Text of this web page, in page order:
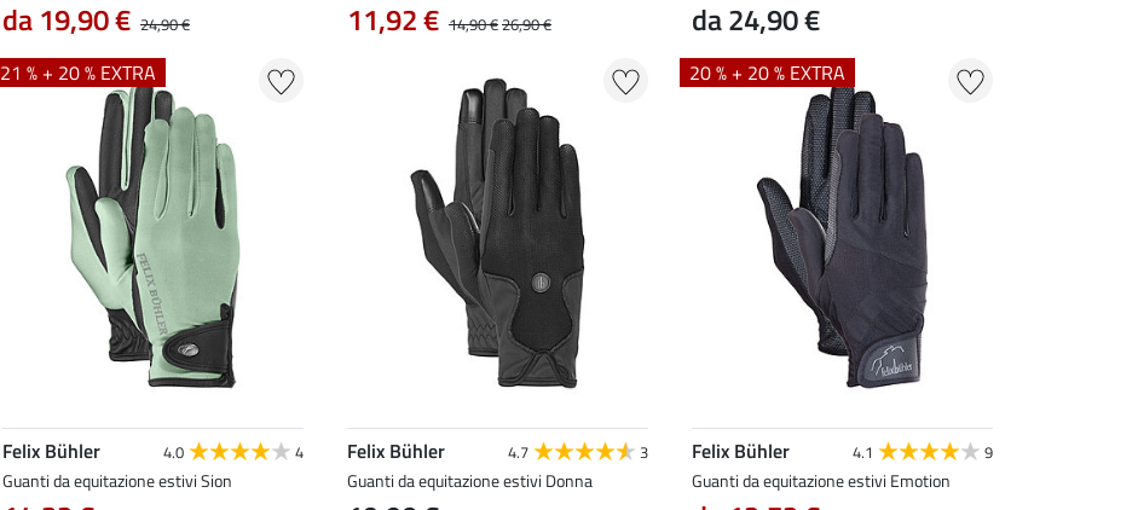
da 19,90 € 24,90 € 11,92 € 14,90 €26,90 € da 24,90 €
21 % + 20 % EXTRA
Felix Bühler 4.0 4
Guanti da equitazione estivi Sion
Felix Bühler 4.7 3
Guanti da equitazione estivi Donna
20 % + 20 % EXTRA
Felix Bühler 4.1 9
Guanti da equitazione estivi Emotion